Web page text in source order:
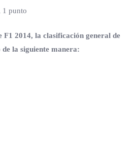
1 punto
F1 2014, la clasificación general de
la siguiente manera: